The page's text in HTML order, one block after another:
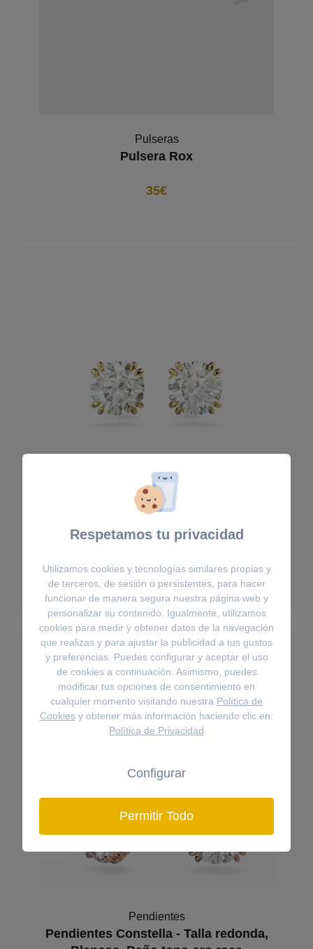
Pulseras
Pulsera Rox
35€
Pendientes
Pendientes de botón Constella - Talla
redonda, Blancos, Baño tono oro
89€
Pendientes
Pendientes Constella - Talla redonda,
Respetamos tu privacidad
Utilizamos cookies y tecnologías similares propias y
de terceros, de sesión o persistentes, para hacer
funcionar de manera segura nuestra página web y
personalizar su contenido. Igualmente, utilizamos
cookies para medir y obtener datos de la navegación
que realizas y para ajustar la publicidad a tus gustos
y preferencias. Puedes configurar y aceptar el uso
de cookies a continuación. Asimismo, puedes
modificar tus opciones de consentimiento en
cualquier momento visitando nuestra Política de
Cookies y obtener más información haciendo clic en:
Política de Privacidad
Configurar
Permitir Todo